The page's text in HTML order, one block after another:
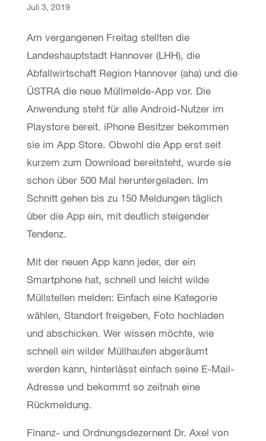
Juli 3, 2019
Am vergangenen Freitag stellten die
Landeshauptstadt Hannover (LHH), die
Abfallwirtschaft Region Hannover (aha) und die
ÜSTRA die neue Müllmelde-App vor. Die
Anwendung steht für alle Android-Nutzer im
Playstore bereit. iPhone Besitzer bekommen
sie im App Store. Obwohl die App erst seit
kurzem zum Download bereitsteht, wurde sie
schon über 500 Mal heruntergeladen. Im
Schnitt gehen bis zu 150 Meldungen täglich
über die App ein, mit deutlich steigender
Tendenz.
Mit der neuen App kann jeder, der ein
Smartphone hat, schnell und leicht wilde
Müllstellen melden: Einfach eine Kategorie
wählen, Standort freigeben, Foto hochladen
und abschicken. Wer wissen möchte, wie
schnell ein wilder Müllhaufen abgeräumt
werden kann, hinterlässt einfach seine E-Mail-
Adresse und bekommt so zeitnah eine
Rückmeldung.
Finanz- und Ordnungsdezernent Dr. Axel von